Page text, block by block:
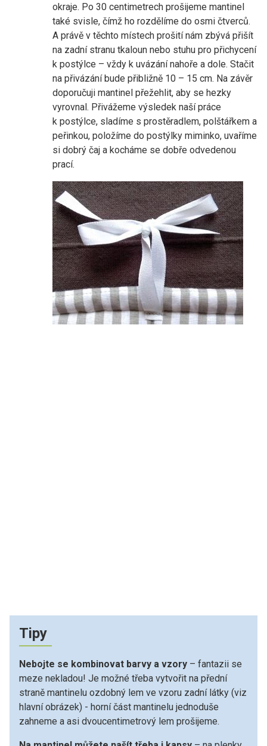
okraje. Po 30 centimetrech prošijeme mantinel
také svisle, čímž ho rozdělíme do osmi čtverců.
A právě v těchto místech prošití nám zbývá přišít
na zadní stranu tkaloun nebo stuhu pro přichycení
k postýlce – vždy k uvázání nahoře a dole. Stačit
na přivázání bude přibližně 10 – 15 cm. Na závěr
doporučuji mantinel přežehlit, aby se hezky
vyrovnal. Přivážeme výsledek naší práce
k postýlce, sladíme s prostěradlem, polštářkem a
peřinkou, položíme do postýlky miminko, uvaříme
si dobrý čaj a kocháme se dobře odvedenou
prací.
Tipy
Nebojte se kombinovat barvy a vzory – fantazii se
meze nekladou! Je možné třeba vytvořit na přední
straně mantinelu ozdobný lem ve vzoru zadní látky (viz
hlavní obrázek) - horní část mantinelu jednoduše
zahneme a asi dvoucentimetrový lem prošijeme.